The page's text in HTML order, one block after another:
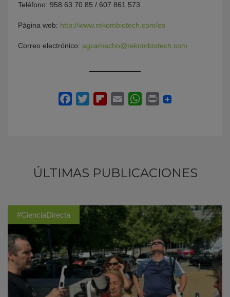
Teléfono: 958 63 70 85 / 607 861 573
Página web: http://www.rekombiotech.com/es
Correo electrónico: agcamacho@rekombiotech.com
ÚLTIMAS PUBLICACIONES
#CienciaDirecta